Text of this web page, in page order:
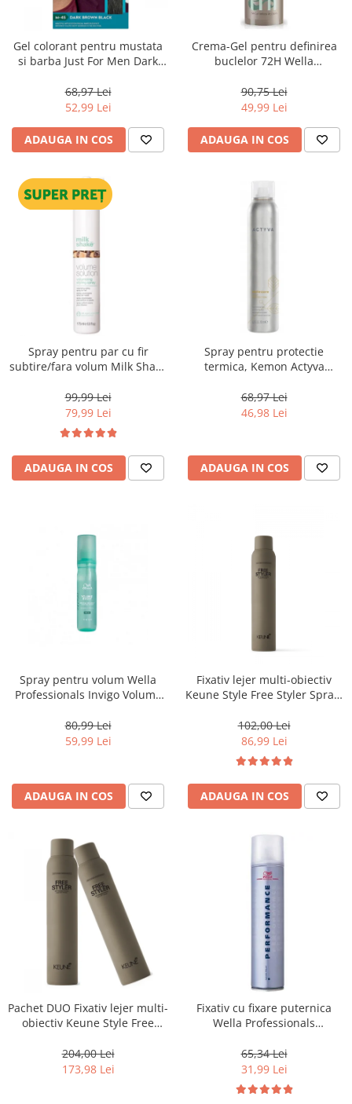
Gel colorant pentru mustata
si barba Just For Men Dark
68,97 Lei
52,99 Lei
ADAUGA IN COS
Crema-Gel pentru definirea
buclelor 72H Wella
Curl Shaper, 150 ml
90,75 Lei
49,99 Lei
ADAUGA IN COS
Spray pentru par cu fir
subtire/fara volum Milk Shake
ml
99,99 Lei
79,99 Lei
ADAUGA IN COS
Spray pentru protectie
termica, Kemon Actyva
68,97 Lei
46,98 Lei
ADAUGA IN COS
Spray pentru volum Wella
Professionals Invigo Volume
80,99 Lei
59,99 Lei
ADAUGA IN COS
Fixativ lejer multi-obiectiv
Keune Style Free Styler Spray,
102,00 Lei
86,99 Lei
ADAUGA IN COS
Pachet DUO Fixativ lejer multi-
obiectiv Keune Style Free
204,00 Lei
173,98 Lei
Fixativ cu fixare puternica
Wella Professionals
65,34 Lei
31,99 Lei